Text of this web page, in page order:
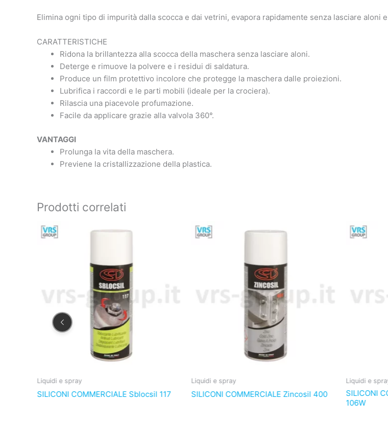
Elimina ogni tipo di impurità dalla scocca e dai vetrini, evapora rapidamente senza lasciare aloni
CARATTERISTICHE
Ridona la brillantezza alla scocca della maschera senza lasciare aloni.
Deterge e rimuove la polvere e i residui di saldatura.
Produce un film protettivo incolore che protegge la maschera dalle proiezioni.
Lubrifica i raccordi e le parti mobili (ideale per la crociera).
Rilascia una piacevole profumazione.
Facile da applicare grazie alla valvola 360°.
VANTAGGI
Prolunga la vita della maschera.
Previene la cristallizzazione della plastica.
Prodotti correlati
Liquidi e spray
SILICONI COMMERCIALE Sblocsil 117
Liquidi e spray
SILICONI COMMERCIALE Zincosil 400
Liquidi e
SILICONI
106W